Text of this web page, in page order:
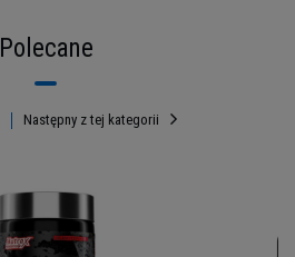
Polecane
Następny z tej kategorii